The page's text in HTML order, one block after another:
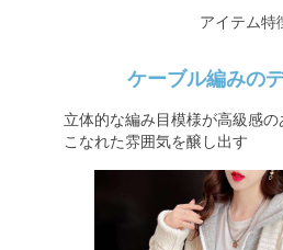
アイテム特
ケーブル編みの
立体的な編み目模様が高級感の
こなれた雰囲気を醸し出す